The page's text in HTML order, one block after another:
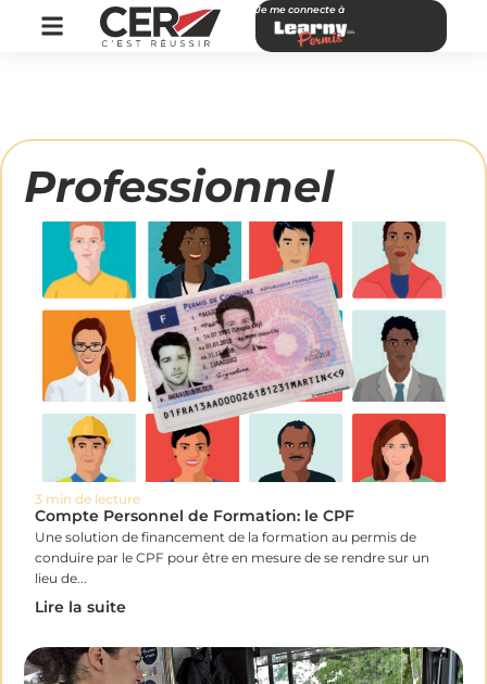
Je me connecte à
Professionnel
3 min de lecture
Compte Personnel de Formation: le CPF
Une solution de financement de la formation au permis de
conduire par le CPF pour être en mesure de se rendre sur un
lieu de...
Lire la suite